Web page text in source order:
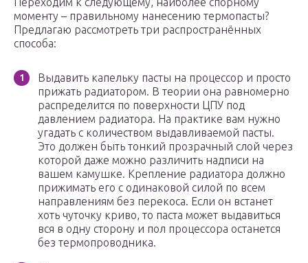
моменту – правильному нанесению термопасты?
Предлагаю рассмотреть три распространённых
способа:
Выдавить капельку пасты на процессор и просто
прижать радиатором. В теории она равномерно
распределится по поверхности ЦПУ под
давлением радиатора. На практике вам нужно
угадать с количеством выдавливаемой пасты.
Это должен быть тонкий прозрачный слой через
которой даже можно различить надписи на
вашем камушке. Крепление радиатора должно
прижимать его с одинаковой силой по всем
направлениям без перекоса. Если он встанет
хоть чуточку криво, то паста может выдавиться
вся в одну сторону и пол процессора останется
без термопроводника.